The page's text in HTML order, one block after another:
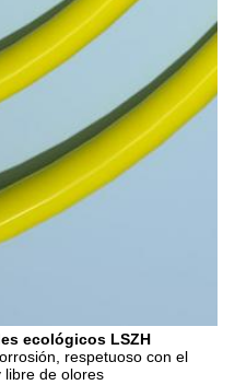
ecológicos LSZH
respetuoso con el
libre de olores